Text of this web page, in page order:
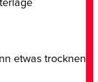
etwas trocknen